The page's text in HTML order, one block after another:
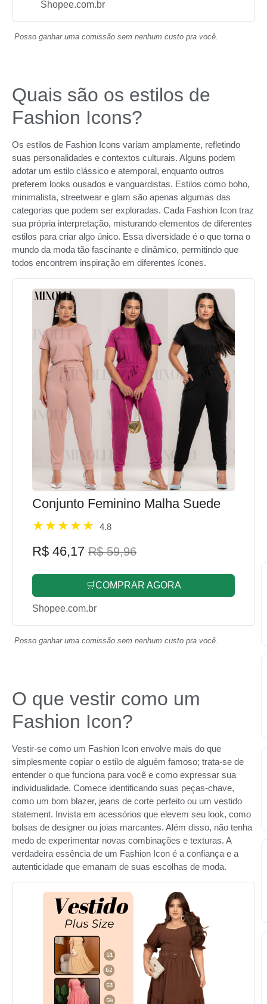
Shopee.com.br
Posso ganhar uma comissão sem nenhum custo pra você.
Quais são os estilos de
Fashion Icons?
Os estilos de Fashion Icons variam amplamente, refletindo
suas personalidades e contextos culturais. Alguns podem
adotar um estilo clássico e atemporal, enquanto outros
preferem looks ousados e vanguardistas. Estilos como boho,
minimalista, streetwear e glam são apenas algumas das
categorias que podem ser exploradas. Cada Fashion Icon traz
sua própria interpretação, misturando elementos de diferentes
estilos para criar algo único. Essa diversidade é o que torna o
mundo da moda tão fascinante e dinâmico, permitindo que
todos encontrem inspiração em diferentes ícones.
Conjunto Feminino Malha Suede
4.8
R$ 46,17 R$ 59,96
🛒COMPRAR AGORA
Shopee.com.br
Posso ganhar uma comissão sem nenhum custo pra você.
O que vestir como um
Fashion Icon?
Vestir-se como um Fashion Icon envolve mais do que
simplesmente copiar o estilo de alguém famoso; trata-se de
entender o que funciona para você e como expressar sua
individualidade. Comece identificando suas peças-chave,
como um bom blazer, jeans de corte perfeito ou um vestido
statement. Invista em acessórios que elevem seu look, como
bolsas de designer ou joias marcantes. Além disso, não tenha
medo de experimentar novas combinações e texturas. A
verdadeira essência de um Fashion Icon é a confiança e a
autenticidade que emanam de suas escolhas de moda.